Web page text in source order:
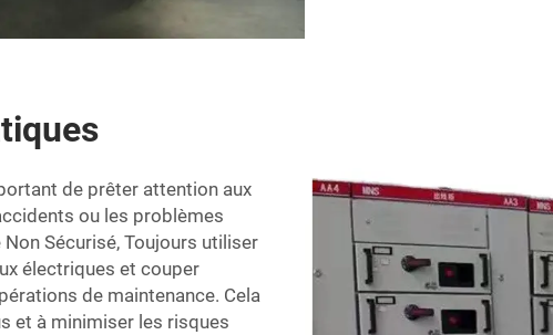
de prêter attention aux
ou les problèmes
Sécurisé, Toujours utiliser
électriques et couper
de maintenance. Cela
et à minimiser les risques